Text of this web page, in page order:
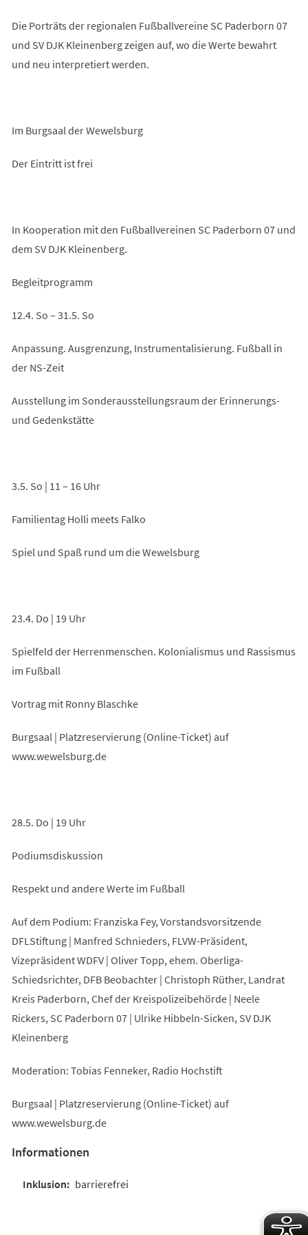
Die Porträts der regionalen Fußballvereine SC Paderborn 07
und SV DJK Kleinenberg zeigen auf, wo die Werte bewahrt
und neu interpretiert werden.
Im Burgsaal der Wewelsburg
Der Eintritt ist frei
In Kooperation mit den Fußballvereinen SC Paderborn 07 und
dem SV DJK Kleinenberg.
Begleitprogramm
12.4. So – 31.5. So
Anpassung. Ausgrenzung, Instrumentalisierung. Fußball in
der NS-Zeit
Ausstellung im Sonderausstellungsraum der Erinnerungs-
und Gedenkstätte
3.5. So | 11 – 16 Uhr
Familientag Holli meets Falko
Spiel und Spaß rund um die Wewelsburg
23.4. Do | 19 Uhr
Spielfeld der Herrenmenschen. Kolonialismus und Rassismus
im Fußball
Vortrag mit Ronny Blaschke
Burgsaal | Platzreservierung (Online-Ticket) auf
www.wewelsburg.de
28.5. Do | 19 Uhr
Podiumsdiskussion
Respekt und andere Werte im Fußball
Auf dem Podium: Franziska Fey, Vorstandsvorsitzende
DFLStiftung | Manfred Schnieders, FLVW-Präsident,
Vizepräsident WDFV | Oliver Topp, ehem. Oberliga-
Schiedsrichter, DFB Beobachter | Christoph Rüther, Landrat
Kreis Paderborn, Chef der Kreispolizeibehörde | Neele
Rickers, SC Paderborn 07 | Ulrike Hibbeln-Sicken, SV DJK
Kleinenberg
Moderation: Tobias Fenneker, Radio Hochstift
Burgsaal | Platzreservierung (Online-Ticket) auf
www.wewelsburg.de
Informationen
barrierefrei